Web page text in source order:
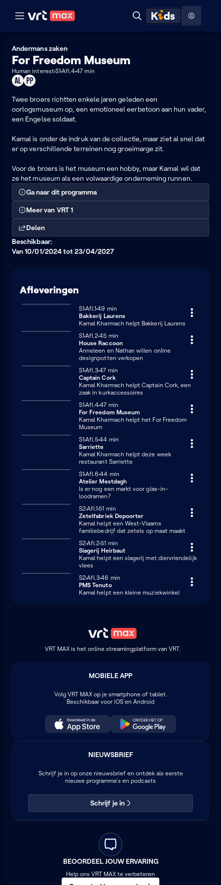
Naar hoofdinhoud Naar audiodescriptie Naar help
Zoeken
ontdekken
Andermans zaken
For Freedom Museum
Human interestS1Afl.447 min
Geschikt
alle
leeftijden
Product
Twee broers richtten enkele jaren geleden een
oorlogsmuseum op, een emotioneel eerbetoon aan hun vader,
een Engelse soldaat.
Kamal is onder de indruk van de collectie, maar ziet al snel dat
er op verschillende terreinen nog groeimarge zit.
Voor de broers is het museum een hobby, maar Kamal wil dat
ze het museum als een volwaardige onderneming runnen.
Ga naar dit programma
Meer van VRT 1
Delen
Beschikbaar:
Van 10/01/2024 tot 23/04/2027
Afleveringen
Seizoen 1
S1Afl.149 minuten
49 min
Bakkerij Laurens
Kamal Kharmach helpt Bakkerij Laurens
Seizoen 1
S1Afl.245 minuten
45 min
House Raccoon
Anneleen en Nathan willen online
designpotten verkopen
Seizoen 1
S1Afl.347 minuten
47 min
Captain Cork
Kamal Kharmach helpt Captain Cork, een
zaak in kurkaccessoires
Seizoen 1
S1Afl.447 minuten
47 min
For Freedom Museum
Kamal Kharmach helpt het For Freedom
Museum
Seizoen 1
S1Afl.544 minuten
44 min
Sarriette
Kamal Kharmach helpt deze week
restaurant Sarriette
Seizoen 1
S1Afl.644 minuten
44 min
Atelier Mestdagh
Is er nog een markt voor glas-in-
loodramen?
Seizoen 2
S2Afl.151 minuten
51 min
Zetelfabriek Depoorter
Kamal helpt een West-Vlaams
familiebedrijf dat zetels op maat maakt
Seizoen 2
S2Afl.251 minuten
51 min
Slagerij Heirbaut
Kamal helpt een slagerij met diervriendelijk
vlees
Seizoen 2
S2Afl.346 minuten
46 min
PMS Tenuto
Kamal helpt een kleine muziekwinkel
VRT MAX is het online streamingplatform van VRT.
MOBIELE APP
Volg VRT MAXop je smartphone of tablet.
Beschikbaar voor iOS en Android
NIEUWSBRIEF
Schrijf je in op onze nieuwsbrief en ontdek als eerste
nieuwe programma's en podcasts
Schrijf je in
BEOORDEEL JOUW ERVARING
Help ons VRT MAX te verbeteren